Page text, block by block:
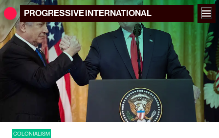
PROGRESSIVEINTERNATIONAL
COLONIALISM